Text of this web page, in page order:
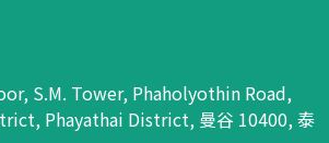
S.M. Tower, Phaholyothin Road,
Phayathai District, 曼谷 10400, 泰